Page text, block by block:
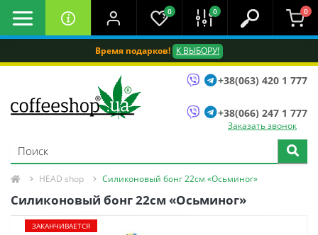
Время подарков! К ВЫБОРУ!
0 0 0
+38(063) 420 1 777
+38(066) 247 1 777
Заказать звонок
HEAD shop Силиконовый бонг 22см «Осьминог»
Силиконовый бонг 22см «Осьминог»
ЗАКАНЧИВАЕТСЯ